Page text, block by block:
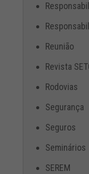
Reunião
Revista
Rodovias
Segurança
Seguros
Seminários
SEREM